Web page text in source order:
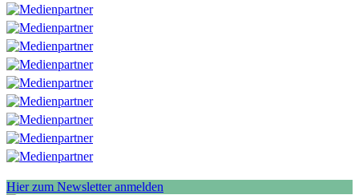
Hier zum Newsletter anmelden